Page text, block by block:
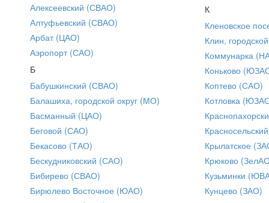
Алексеевский (СВАО)
Алтуфьевский (СВАО)
Арбат (ЦАО)
Аэропорт (САО)
Б
Бабушкинский (СВАО)
Балашиха, городской округ (МО)
Басманный (ЦАО)
Беговой (САО)
Бекасово (ТАО)
Бескудниковский (САО)
Бибирево (СВАО)
Бирюлево Восточное (ЮАО)
К
Кленовское
Клин,
Коммунарка
Коньково
Коптево (САО)
Котловка
Крылатское
Крюково
Кузьминки
Кунцево (ЗАО)